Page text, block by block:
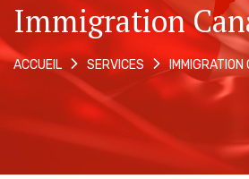
Immigration
ACCUEIL SERVICES IMMIGRATION